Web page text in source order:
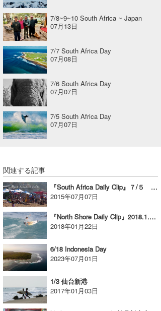
7/8~9~10 South Africa ~ Japan
07月13日
7/7 South Africa Day
07月08日
7/6 South Africa Day
07月07日
7/5 South Africa Day
07月07日
関連する記事
『South Africa Daily Clip』７/５ バリトプロ／ファイナルデイ。
2015年07月07日
『North Shore Daily Clip』2018.1.21 @ Rocky
2018年01月22日
6/18 Indonesia Day
2023年07月01日
1/3 仙台新港
2017年01月03日